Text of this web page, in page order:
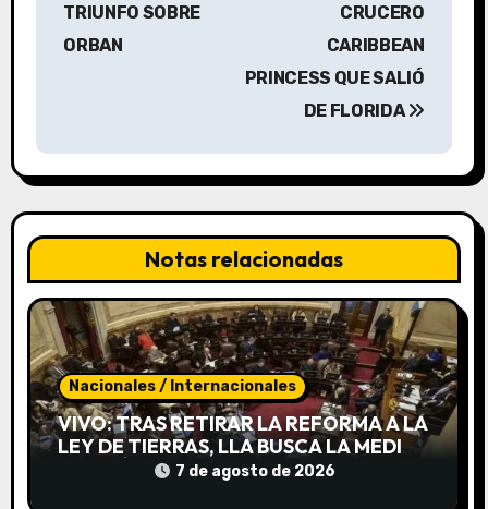
i
ó
n
d
e
e
n
t
TRIUNFO SOBRE
ORBAN
CRUCERO
CARIBBEAN
PRINCESS QUE SALIÓ
DE FLORIDA
Notas relacionadas
Nacionales / Internacionales
VIVO: TRAS RETIRAR LA REFORMA A LA
LEY DE TIERRAS, LLA BUSCA LA MEDIA
SANCIÓN DE INVIOLABILIDAD DE LA
7 de agosto de 2026